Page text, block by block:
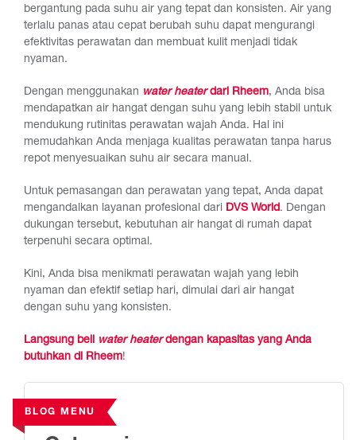
bergantung pada suhu air yang tepat dan konsisten. Air yang
terlalu panas atau cepat berubah suhu dapat mengurangi
efektivitas perawatan dan membuat kulit menjadi tidak
nyaman.
Dengan menggunakan water heaterdari Rheem, Anda bisa
mendapatkan air hangat dengan suhu yang lebih stabil untuk
mendukung rutinitas perawatan wajah Anda. Hal ini
memudahkan Anda menjaga kualitas perawatan tanpa harus
repot menyesuaikan suhu air secara manual.
Untuk pemasangan dan perawatan yang tepat, Anda dapat
mengandalkan layanan profesional dari DVS World. Dengan
dukungan tersebut, kebutuhan air hangat di rumah dapat
terpenuhi secara optimal.
Kini, Anda bisa menikmati perawatan wajah yang lebih
nyaman dan efektif setiap hari, dimulai dari air hangat
dengan suhu yang konsisten.
Langsung beli water heaterdengan kapasitas yang Anda
butuhkan di Rheem!
BLOG MENU